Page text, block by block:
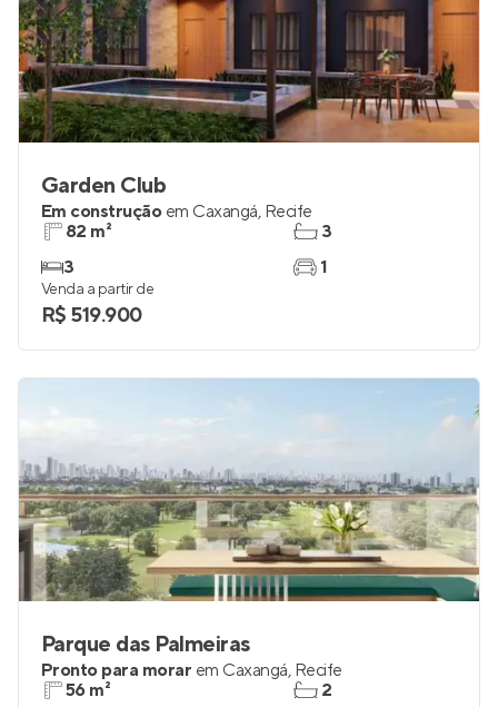
Garden Club
Em construção em Caxangá, Recife
82 m²
3
3
1
Venda a partir de
R$ 519.900
Parque das Palmeiras
Pronto para morar em Caxangá, Recife
56 m²
2